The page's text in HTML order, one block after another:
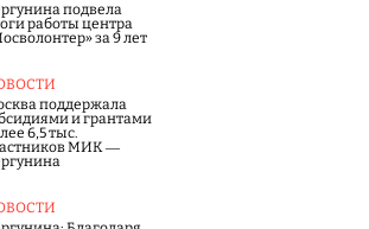
подвела
работы центра
за 9 лет
поддержала
и грантами
6,5 тыс.
МИК —